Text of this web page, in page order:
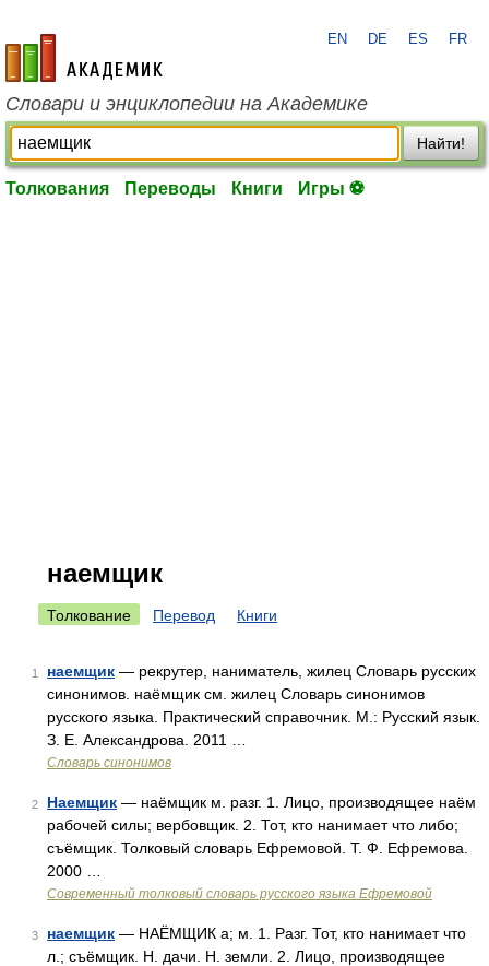
academic.ru
EN DE ES FR
Словари и энциклопедии на Академике
Найти!
Толкования Переводы Книги Игры ⚽
наемщик
Толкование Перевод Книги
1 наемщик — рекрутер, наниматель, жилец Словарь русских
синонимов. наёмщик см. жилец Словарь синонимов
русского языка. Практический справочник. М.: Русский язык.
З. Е. Александрова. 2011 …
Словарь синонимов
2 Наемщик — наёмщик м. разг. 1. Лицо, производящее наём
рабочей силы; вербовщик. 2. Тот, кто нанимает что либо;
съёмщик. Толковый словарь Ефремовой. Т. Ф. Ефремова.
2000 …
Современный толковый словарь русского языка Ефремовой
3 наемщик — НАЁМЩИК а; м. 1. Разг. Тот, кто нанимает что
л.; съёмщик. Н. дачи. Н. земли. 2. Лицо, производящее